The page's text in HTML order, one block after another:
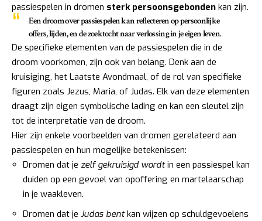
passiespelen in dromen sterk persoonsgebonden kan zijn.
Een droom over passiespelen kan reflecteren op persoonlijke
offers, lijden, en de zoektocht naar verlossing in je eigen leven.
De specifieke elementen van de passiespelen die in de
droom voorkomen, zijn ook van belang. Denk aan de
kruisiging, het Laatste Avondmaal, of de rol van specifieke
figuren zoals Jezus, Maria, of Judas. Elk van deze elementen
draagt zijn eigen symbolische lading en kan een sleutel zijn
tot de interpretatie van de droom.
Hier zijn enkele voorbeelden van dromen gerelateerd aan
passiespelen en hun mogelijke betekenissen:
Dromen dat je zelf gekruisigd wordtin een passiespel kan
duiden op een gevoel van opoffering en martelaarschap
in je waakleven.
Dromen dat je Judas bentkan wijzen op schuldgevoelens